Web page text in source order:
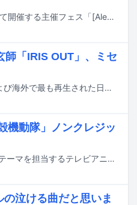
[Alexandros]が10月31日、11月1日に神奈川・相模原ギオンフィールドにて開催する主催フェス「[Alexandros] presents THIS FES ’26 in Sagamihara」の追加出演アーティストが発表された。
「IRIS OUT」、ミセ
Amazon Musicにおいて2026年上半期に日本で最も再生された楽曲、および海外で最も再生された日本の楽曲のランキングが発表された。
機動隊」ノンクレジッ
King Gnuがオープニングテーマ、MILLENNIUM PARADEがエンディングテーマを担当するテレビアニメ「攻殻機動隊 THE GHOST IN THE SHELL」のオープニング映像およびエンディング映像のノンクレジットバージョンがYouTubeで公開された。
泣ける曲だと思いま